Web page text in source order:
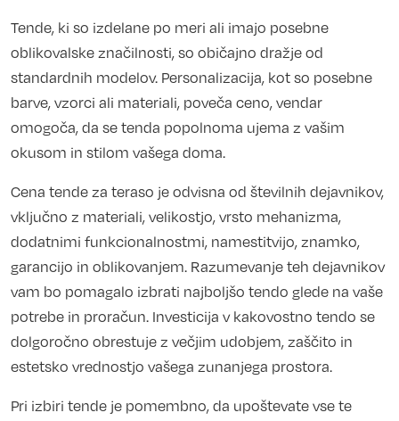
Tende, ki so izdelane po meri ali imajo posebne
oblikovalske značilnosti, so običajno dražje od
standardnih modelov. Personalizacija, kot so posebne
barve, vzorci ali materiali, poveča ceno, vendar
omogoča, da se tenda popolnoma ujema z vašim
okusom in stilom vašega doma.
Cena tende za teraso je odvisna od številnih dejavnikov,
vključno z materiali, velikostjo, vrsto mehanizma,
dodatnimi funkcionalnostmi, namestitvijo, znamko,
garancijo in oblikovanjem. Razumevanje teh dejavnikov
vam bo pomagalo izbrati najboljšo tendo glede na vaše
potrebe in proračun. Investicija v kakovostno tendo se
dolgoročno obrestuje z večjim udobjem, zaščito in
estetsko vrednostjo vašega zunanjega prostora.
Pri izbiri tende je pomembno, da upoštevate vse te